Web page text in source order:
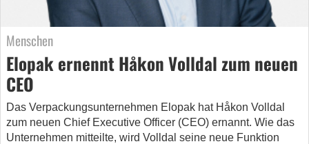
Menschen
Elopak ernennt Håkon Volldal zum neuen
CEO
Das Verpackungsunternehmen Elopak hat Håkon Volldal
zum neuen Chief Executive Officer (CEO) ernannt. Wie das
Unternehmen mitteilte, wird Volldal seine neue Funktion